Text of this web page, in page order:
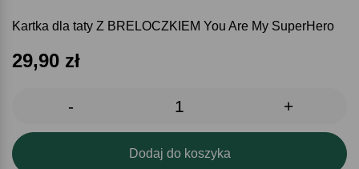
Kartka dla taty Z BRELOCZKIEM You Are My SuperHero
29,90 zł
- +
Dodaj do koszyka